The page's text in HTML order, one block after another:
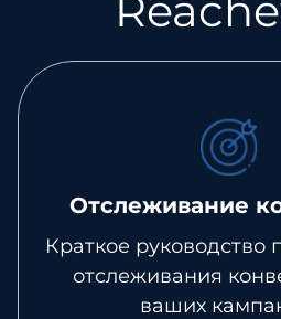
Отслеживание
Краткое руководство
отслеживания
ваших